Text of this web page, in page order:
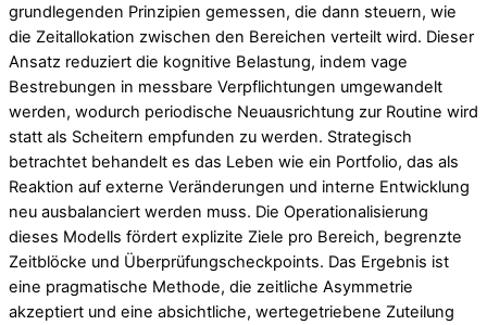
grundlegenden Prinzipien gemessen, die dann steuern, wie
die Zeitallokation zwischen den Bereichen verteilt wird. Dieser
Ansatz reduziert die kognitive Belastung, indem vage
Bestrebungen in messbare Verpflichtungen umgewandelt
werden, wodurch periodische Neuausrichtung zur Routine wird
statt als Scheitern empfunden zu werden. Strategisch
betrachtet behandelt es das Leben wie ein Portfolio, das als
Reaktion auf externe Veränderungen und interne Entwicklung
neu ausbalanciert werden muss. Die Operationalisierung
dieses Modells fördert explizite Ziele pro Bereich, begrenzte
Zeitblöcke und Überprüfungscheckpoints. Das Ergebnis ist
eine pragmatische Methode, die zeitliche Asymmetrie
akzeptiert und eine absichtliche, wertegetriebene Zuteilung